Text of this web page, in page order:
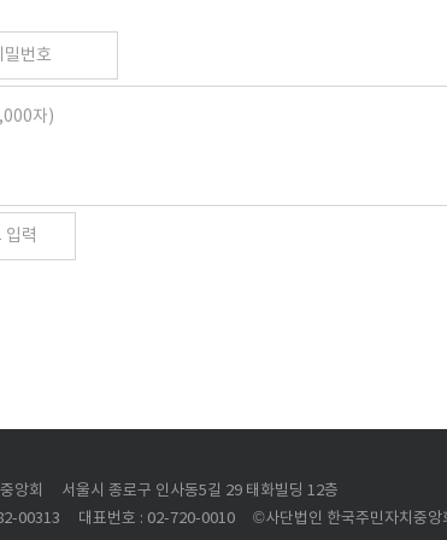
앙회
서울시 종로구 인사동5길 29 태화빌딩 12층
00313
대표번호 : 02-720-0010 ©사단법인 한국주민자치중